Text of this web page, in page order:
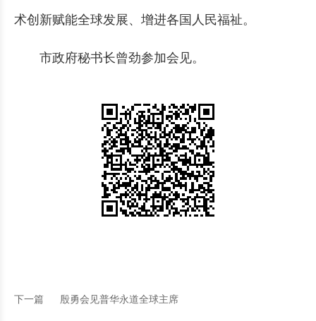
术创新赋能全球发展、增进各国人民福祉。
市政府秘书长曾劲参加会见。
下一篇 殷勇会见普华永道全球主席